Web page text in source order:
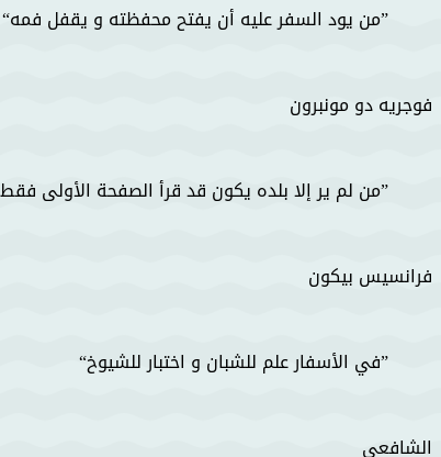
من يود السفر عليه أن يفتح محفظته و يقفل فمه
فوجريه دو مونبرون
من لم ير إلا بلده يكون قد قرأ الصفحة الأولى
فرانسيس بيكون
في الأسفار علم للشبان و اختبار للشيوخ
الشافعي